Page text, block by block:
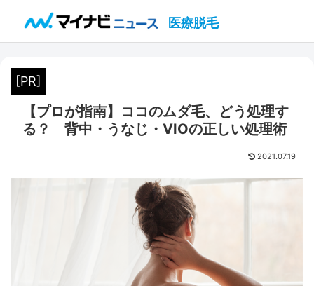
医療脱毛
[PR]
【プロが指南】ココのムダ毛、どう処理す
る？ 背中・うなじ・VIOの正しい処理術
2021.07.19